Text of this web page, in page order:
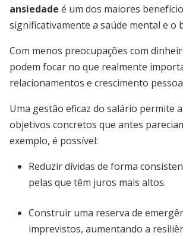
ansiedade é um dos maiores
significativamente a saúde mental e o
Com menos preocupações com
podem focar no que realmente
relacionamentos e crescimento
Uma gestão eficaz do salário permite
objetivos concretos que antes
exemplo, é possível:
Reduzir dívidas de forma
pelas que têm juros mais altos.
Construir uma reserva de
imprevistos, aumentando a